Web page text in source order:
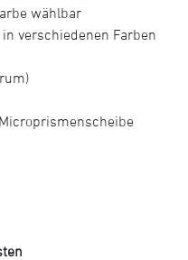
wählbar
verschiedenen Farben